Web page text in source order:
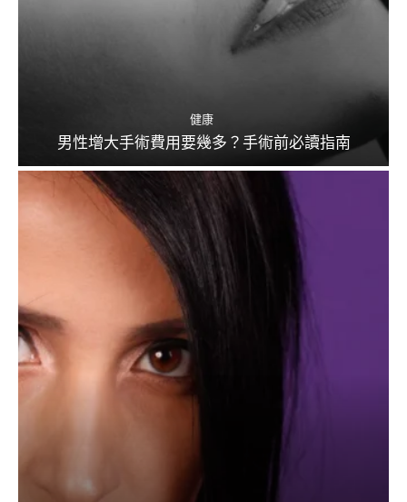
健康
男性增大手術費用要幾多？手術前必讀指南